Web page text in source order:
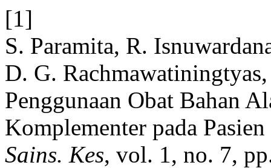
[1]
S. Paramita, R.
D. G.
Penggunaan Obat Bahan
Komplementer pada
Sains. Kes, vol. 1, no. 7,